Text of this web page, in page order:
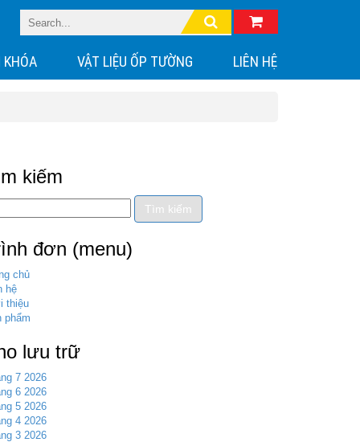
VẬT LIỆU ỐP TƯỜNG LIÊN HỆ
kiếm
đơn (menu)
chủ
hệ
thiệu
phẩm
lưu trữ
7 2026
6 2026
5 2026
4 2026
3 2026